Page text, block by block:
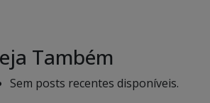
Também
Sem posts recentes disponíveis.